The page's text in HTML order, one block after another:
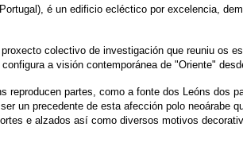
é un edificio ecléctico por excelencia,
proxecto colectivo de investigación que reuniu os
a visión contemporánea de "Oriente"
reproducen partes, como a fonte dos Leóns dos
ser un precedente de esta afección polo neoárabe
e alzados así como diversos motivos